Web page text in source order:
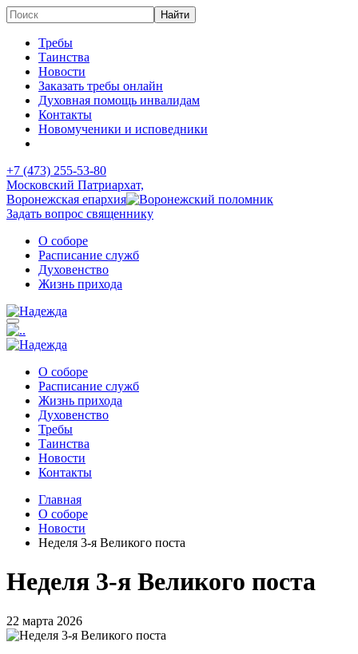
Требы
Таинства
Новости
Заказать требы онлайн
Духовная помощь инвалидам
Контакты
Новомученики и исповедники
+7 (473) 255-53-80
Московский Патриархат,
Воронежская епархия
Задать вопрос священнику
О соборе
Расписание служб
Духовенство
Жизнь прихода
О соборе
Расписание служб
Жизнь прихода
Духовенство
Требы
Таинства
Новости
Контакты
Главная
О соборе
Новости
Неделя 3-я Великого поста
Неделя 3-я Великого поста
22 марта 2026